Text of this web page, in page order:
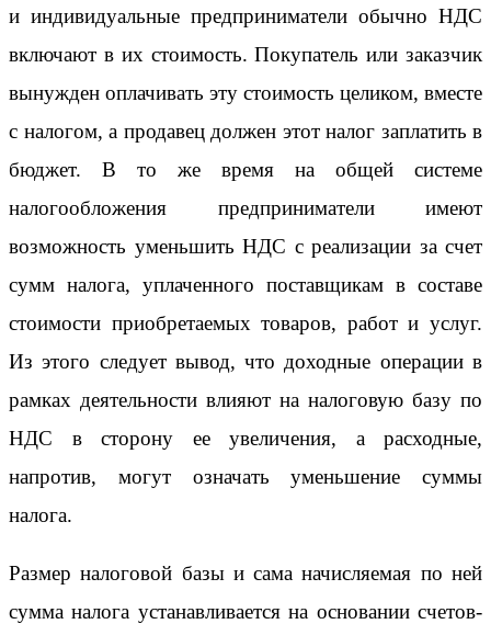
и индивидуальные предприниматели обычно НДС
включают в их стоимость. Покупатель или заказчик
вынужден оплачивать эту стоимость целиком, вместе
с налогом, а продавец должен этот налог заплатить в
бюджет. В то же время на общей системе
налогообложения предприниматели имеют
возможность уменьшить НДС с реализации за счет
сумм налога, уплаченного поставщикам в составе
стоимости приобретаемых товаров, работ и услуг.
Из этого следует вывод, что доходные операции в
рамках деятельности влияют на налоговую базу по
НДС в сторону ее увеличения, а расходные,
напротив, могут означать уменьшение суммы
налога.
Размер налоговой базы и сама начисляемая по ней
сумма налога устанавливается на основании счетов-